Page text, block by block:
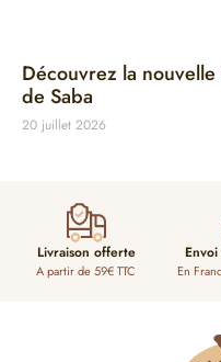
Découvrez la nouvelle
de Saba
20 juillet 2026
Livraison offerte
A partir de 59€ TTC En